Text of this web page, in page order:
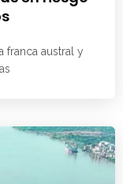
franca austral y